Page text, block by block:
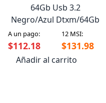
64Gb Usb 3.2
Negro/Azul Dtxm/64Gb
A un pago: 12 MSI:
$112.18 $131.98
Añadir al carrito